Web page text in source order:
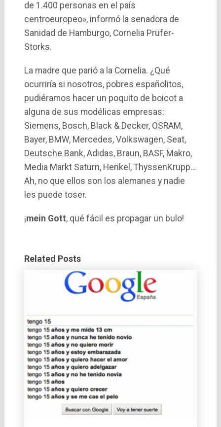
de 1.400 personas en el paí­s
centroeuropeo», informó la senadora de
Sanidad de Hamburgo, Cornelia Prüfer-
Storks.
La madre que parió a la Cornelia. ¿Qué
ocurrirí­a si nosotros, pobres españolitos,
pudiéramos hacer un poquito de boicot a
alguna de sus modélicas empresas:
Siemens, Bosch, Black & Decker, OSRAM,
Bayer, BMW, Mercedes, Volkswagen, Seat,
Deutsche Bank, Adidas, Braun, BASF, Makro,
Media Markt Saturn, Henkel, ThyssenKrupp…
Ah, no que ellos son los alemanes y nadie
les puede toser.
¡mein Gott, qué fácil es propagar un bulo!
Related Posts